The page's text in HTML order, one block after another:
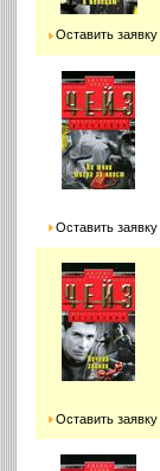
Оставить заявку
Оставить заявку
Оставить заявку